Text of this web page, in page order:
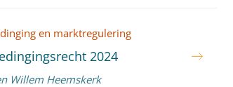
en marktregulering
2024
Willem Heemskerk